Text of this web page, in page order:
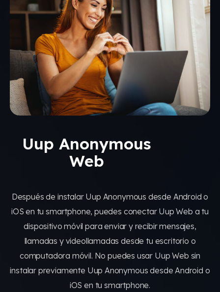
Uup Anonymous
Web
Después de instalar Uup Anonymous desde Android o
iOS en tu smartphone, puedes conectar Uup Web a tu
dispositivo móvil para enviar y recibir mensajes,
llamadas y videollamadas desde tu escritorio o
computadora móvil. No puedes usar Uup Web sin
instalar previamente Uup Anonymous desde Android o
iOS en tu smartphone.